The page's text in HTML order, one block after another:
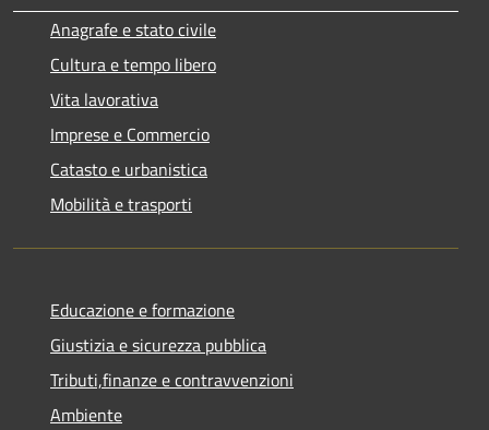
Anagrafe e stato civile
Cultura e tempo libero
Vita lavorativa
Imprese e Commercio
Catasto e urbanistica
Mobilità e trasporti
Educazione e formazione
Giustizia e sicurezza pubblica
Tributi,finanze e contravvenzioni
Ambiente